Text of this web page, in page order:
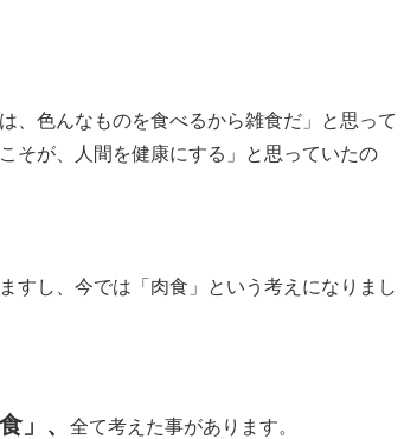
、色んなものを食べるから雑食だ」と思って
そが、人間を健康にする」と思っていたの
すし、今では「肉食」という考えになりまし
」、 全て考えた事があります。